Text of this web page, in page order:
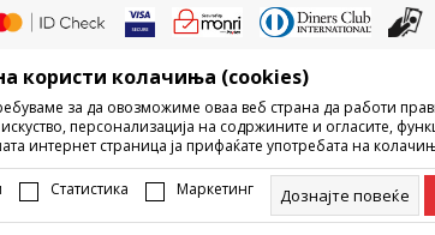
превземање или користење на содржината од
комерцијални содржини, ниту истите да се
без писмена
да бидеме што попрецизни во описот на
се комплетни и без грешка. Сите прикажани производи
достапни во секој момент. Достапноста на
©2026www.sportvision.mk,
користи колачиња (cookies)
за да овозможиме оваа веб страна да работи
персонализација на содржините и огласите,
интернет страница ја прифаќате употребата на
Статистика Маркетинг Дознајте повеќе